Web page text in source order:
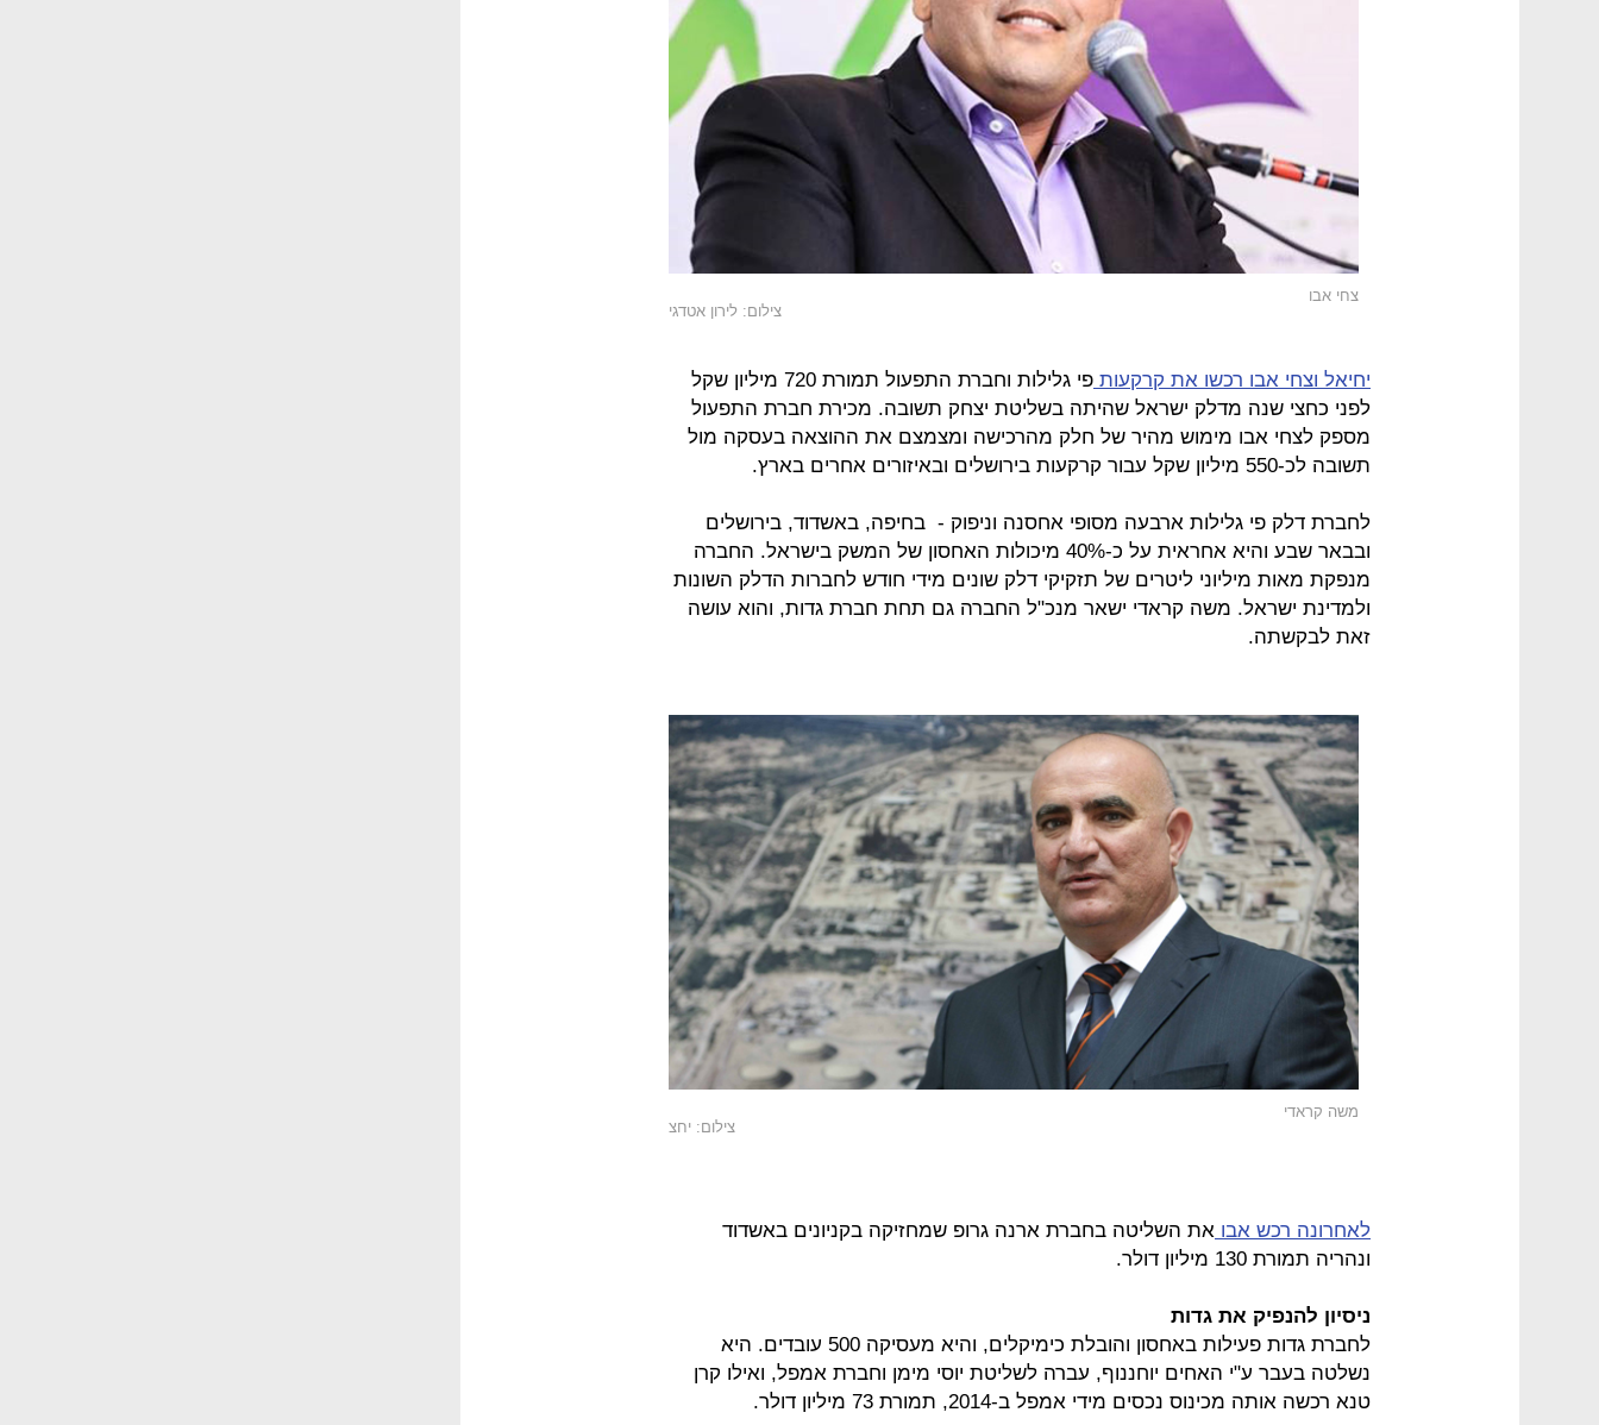
צחי אבו
צילום: לירון אטדגי
יחיאל וצחי אבו רכשו את קרקעות
פי גלילות וחברת התפעול תמורת 720 מיליון שקל
לפני כחצי שנה מדלק ישראל שהיתה בשליטת יצחק תשובה. מכירת חברת התפעול
מספק לצחי אבו מימוש מהיר של חלק מהרכישה ומצמצם את ההוצאה בעסקה מול
תשובה לכ-550 מיליון שקל עבור קרקעות בירושלים ובאיזורים אחרים בארץ.
לחברת דלק פי גלילות ארבעה מסופי אחסנה וניפוק - בחיפה, באשדוד, בירושלים
ובבאר שבע והיא אחראית על כ-40% מיכולות האחסון של המשק בישראל. החברה
מנפקת מאות מיליוני ליטרים של תזקיקי דלק שונים מידי חודש לחברות הדלק השונות
ולמדינת ישראל. משה קראדי ישאר מנכ"ל החברה גם תחת חברת גדות, והוא עושה
זאת לבקשתה.
משה קראדי
צילום: יחצ
לאחרונה רכש אבו את השליטה בחברת ארנה גרופ שמחזיקה בקניונים באשדוד
ונהריה תמורת 130 מיליון דולר.
ניסיון להנפיק את גדות
לחברת גדות פעילות באחסון והובלת כימיקלים, והיא מעסיקה 500 עובדים. היא
נשלטה בעבר ע"י האחים יוחננוף, עברה לשליטת יוסי מימן וחברת אמפל, ואילו קרן
טנא רכשה אותה מכינוס נכסים מידי אמפל ב-2014, תמורת 73 מיליון דולר.